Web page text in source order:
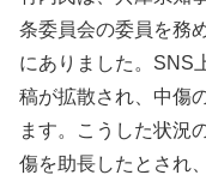
条委員会の委員を務
にありました。SNS
稿が拡散され、中傷
ます。こうした状況
傷を助長したとされ